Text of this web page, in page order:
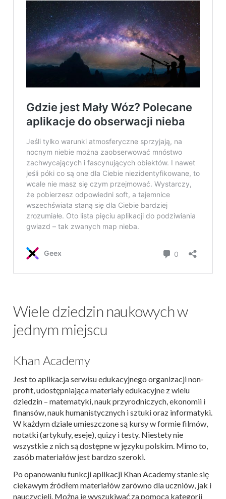
Wiele dziedzin naukowych w
jednym miejscu
Khan Academy
Jest to aplikacja serwisu edukacyjnego organizacji non-
profit, udostępniająca materiały edukacyjne z wielu
dziedzin – matematyki, nauk przyrodniczych, ekonomii i
finansów, nauk humanistycznych i sztuki oraz informatyki.
W każdym dziale umieszczone są kursy w formie filmów,
notatki (artykuły, eseje), quizy i testy. Niestety nie
wszystkie z nich są dostępne w języku polskim. Mimo to,
zasób materiałów jest bardzo szeroki.
Po opanowaniu funkcji aplikacji Khan Academy stanie się
ciekawym źródłem materiałów zarówno dla uczniów, jak i
nauczycieli. Można je wyszukiwać za pomocą kategorii